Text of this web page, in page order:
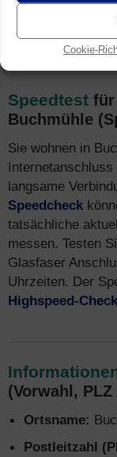
Cookie-
Mobilfunk-Netz
Speedtest für
Buchmühle
Sie wohnen in
langsame
Speedcheck
tatsächliche
messen. Testen
Glasfaser
Uhrzeiten. Der
Highspeed-
(Vorwahl, PLZ
Ortsname:
Postleitzahl